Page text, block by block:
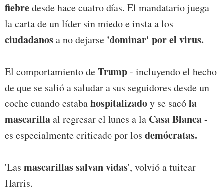
fiebredesde hace cuatro días. El mandatario juega
la carta de un líder sin miedo e insta a los
ciudadanosa no dejarse 'dominar' por el virus.
El comportamiento deTrump- incluyendo el hecho
de que se salió a saludar a sus seguidores desde un
coche cuando estabahospitalizadoy se sacóla
mascarillaal regresar el lunes a la Casa Blanca-
es especialmente criticado por los demócratas.
'Las mascarillas salvan vidas', volvió a tuitear
Harris.